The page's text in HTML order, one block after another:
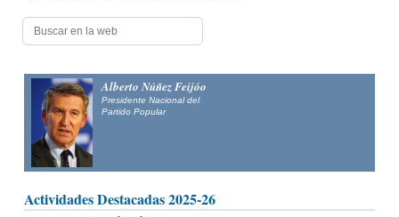
Alberto Núñez Feijóo
Presidente Nacional del
Partido Popular
Actividades Destacadas 2025-26